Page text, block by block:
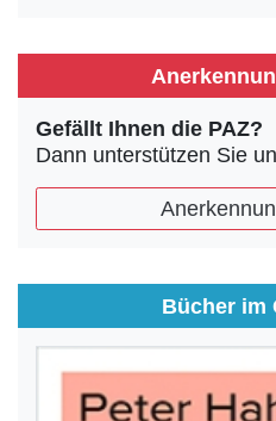
Gefällt Ihnen die PAZ?
Dann unterstützen Sie
Bücher im